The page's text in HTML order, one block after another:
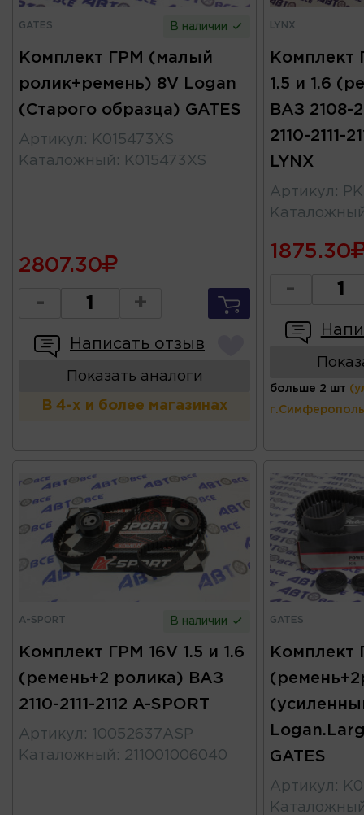
GATES В наличии
Комплект ГРМ (малый
ролик+ремень) 8V Logan
(Старого образца) GATES
Артикул :
K015473XS
Каталожный : K015473XS
2807.30
- +
Написать отзыв
Показать аналоги
В 4-х и более магазинах
LYNX
Комплект
1.5 и 1.6
ВАЗ 2108-
2110-2111-
LYNX
Артикул :
1875.30
-
больше 2 шт
A-SPORT В наличии
Комплект ГРМ 16V 1.5 и 1.6
(ремень+2 ролика) ВАЗ
2110-2111-2112 A-SPORT
Артикул :
10052637ASP
Каталожный : 211001006040
GATES
Комплект
GATES
Артикул :